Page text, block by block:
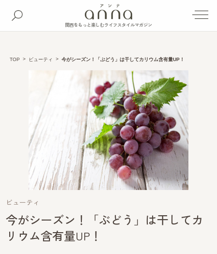
関西をもっと楽しむライフスタイルマガジン
TOP ビューティ 今がシーズン！「ぶどう」は干してカリウム含有量UP！
ビューティ
今がシーズン！「ぶどう」は干してカ
リウム含有量UP！